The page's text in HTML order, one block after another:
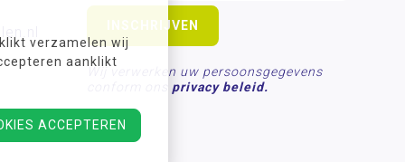
verzamelen wij
aanklikt
ACCEPTEREN
Wij verwerken uw persoonsgegevens
privacy beleid.